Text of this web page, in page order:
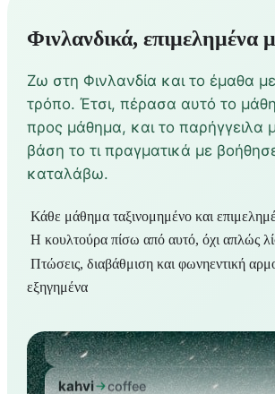
Φινλανδικά, επιμελημένα
Ζω στη Φινλανδία και το έμαθα
τρόπο. Έτσι, πέρασα αυτό το
προς μάθημα, και το παρήγγειλα
βάση το τι πραγματικά με
καταλάβω.
Κάθε μάθημα ταξινομημένο και
Η κουλτούρα πίσω από αυτό, όχι απλώς
Πτώσεις, διαβάθμιση και φωνηεντική
εξηγημένα
talo
in the house
kahvi coffee